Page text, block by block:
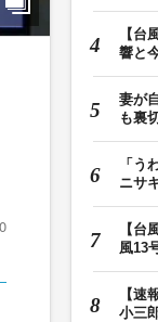
【台
響と
妻が
も裏
「う
ニサ
【台
風13
【速
小三